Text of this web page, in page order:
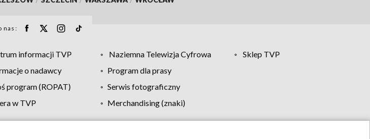
nas:
informacji TVP Naziemna Telewizja Cyfrowa
Sklep TVP
o nadawcy
Program dla prasy
program (ROPAT)
Serwis fotograficzny
w TVP
Merchandising (znaki)